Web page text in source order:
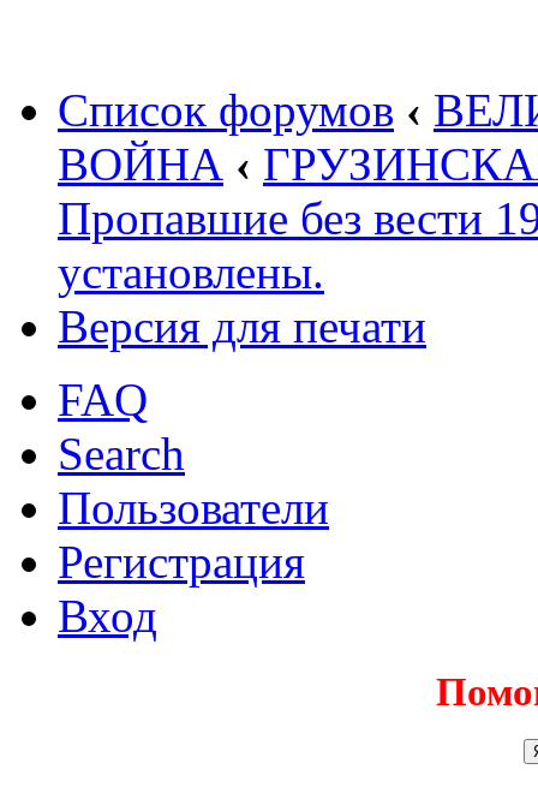
Список форумов ‹
ВОЙНА ‹
Пропавшие без вести
установлены.
Версия для печати
FAQ
Search
Пользователи
Регистрация
Вход